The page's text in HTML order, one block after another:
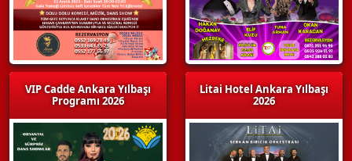
VIP Cadde Ankara Yılbaşı
Programı 2026
Litai Hotel Ankara Yılbaşı
2026